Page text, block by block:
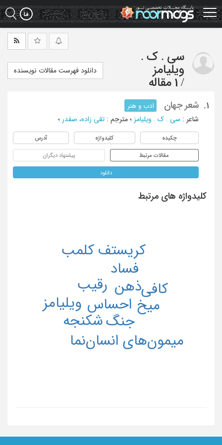
Skip
to
main
سی . ک .
ویلیامز
/ 1 مقاله
دانلود فهرست مقالات نویسنده
1. شعر جهان
ادب و هنر
شاعر : سی . ک . ویلیامز ؛ مترجم : تقی زاده، صفدر ؛
چکیده کلیدواژه آدرس
مقالات مرتبط پیشنهاد دیگران
دانلود
کلیدواژه های مرتبط
احساس
جنگ
ذهن رقیب
شکنجه
فساد
میخ
میمون‌های انسان‌نما
ویلیامز
کافی
کریستف کلمب